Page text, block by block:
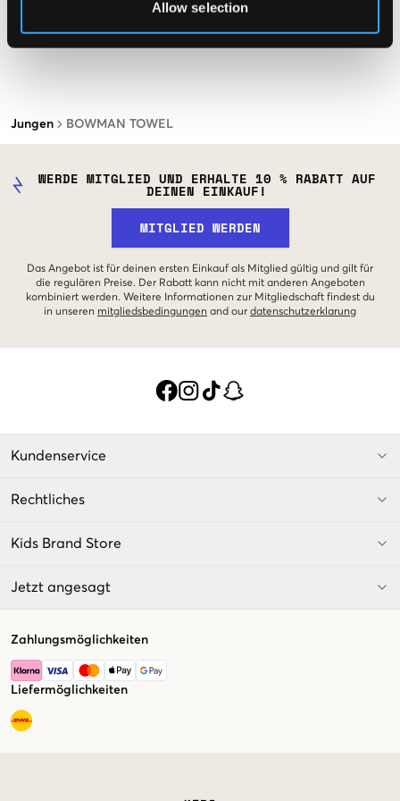
Allow selection
Jungen BOWMAN TOWEL
WERDE MITGLIED UND ERHALTE 10 % RABATT AUF
DEINEN EINKAUF!
MITGLIED WERDEN
Das Angebot ist für deinen ersten Einkauf als Mitglied gültig und gilt für
die regulären Preise. Der Rabatt kann nicht mit anderen Angeboten
kombiniert werden. Weitere Informationen zur Mitgliedschaft findest du
in unseren mitgliedsbedingungen and our datenschutzerklarung
Kundenservice
Rechtliches
Kids Brand Store
Jetzt angesagt
Zahlungsmöglichkeiten
Liefermöglichkeiten